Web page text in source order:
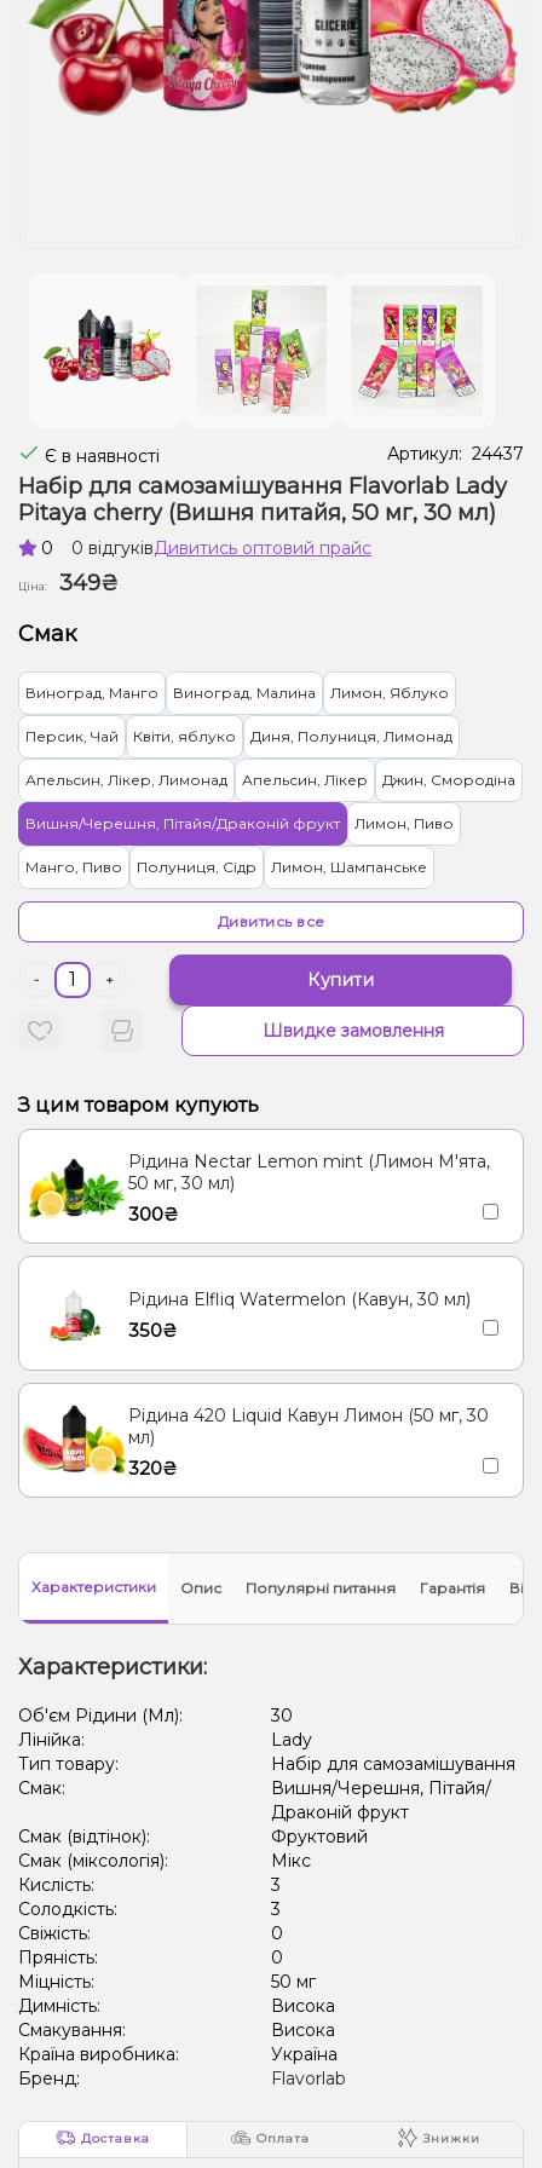
Рідини для електронних сигарет
Подарункові набори
Є в наявності Артикул: 24437
Набір для самозамішування Flavorlab Lady
Pitaya cherry (Вишня питайя, 50 мг, 30 мл)
0 0 відгуківДивитись оптовий прайс
Ціна:
349₴
Смак
Виноград, Манго Виноград, Малина Лимон, Яблуко
Персик, Чай Квіти, яблуко Диня, Полуниця, Лимонад
Апельсин, Лікер, Лимонад Апельсин, Лікер Джин, Смородіна
Вишня/Черешня, Пітайя/Драконій фрукт Лимон, Пиво
Манго, Пиво Полуниця, Сідр Лимон, Шампанське
Дивитись все
- + Купити
Швидке замовлення
З цим товаром купують
Рідина Nectar Lemon mint (Лимон М'ята,
50 мг, 30 мл)
300₴
Рідина Elfliq Watermelon (Кавун, 30 мл)
350₴
Рідина 420 Liquid Кавун Лимон (50 мг, 30
мл)
320₴
Характеристики Опис Популярні питання Гарантія
Характеристики:
Об'єм Рідини (Мл):
30
Лінійка:
Lady
Тип товару:
Набір для самозамішування
Смак:
Вишня/Черешня, Пітайя/
Драконій фрукт
Смак (відтінок):
Фруктовий
Смак (міксологія):
Мікс
Кислість:
3
Солодкість:
3
Свіжість:
0
Пряність:
0
Міцність:
50 мг
Димність:
Висока
Смакування:
Висока
Країна виробника:
Україна
Бренд:
Flavorlab
Доставка Оплата Знижки